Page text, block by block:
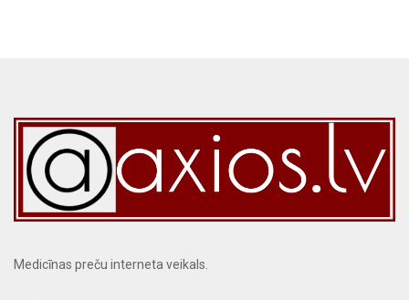
Medicīnas preču interneta veikals.